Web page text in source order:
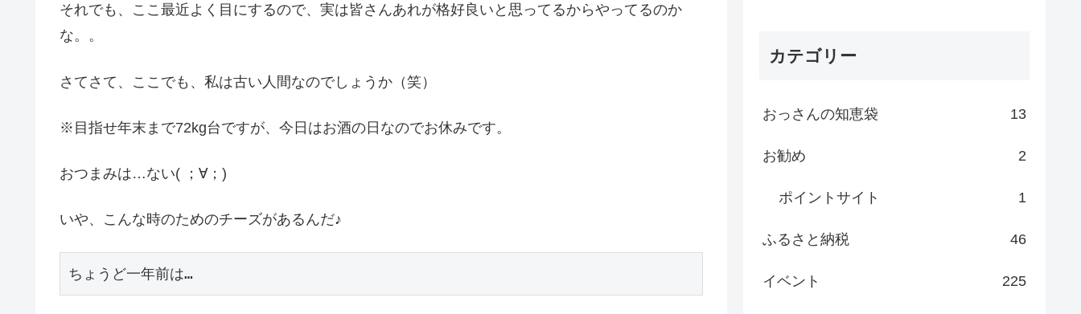
それでも、ここ最近よく目にするので、実は皆さんあれが格好良いと思ってるからやってるのか
な。。
さてさて、ここでも、私は古い人間なのでしょうか（笑）
※目指せ年末まで72kg台ですが、今日はお酒の日なのでお休みです。
おつまみは…ない( ；∀；)
いや、こんな時のためのチーズがあるんだ♪
ちょうど一年前は…
カテゴリー
おっさんの知恵袋 13
お勧め 2
ポイントサイト 1
ふるさと納税 46
イベント 225